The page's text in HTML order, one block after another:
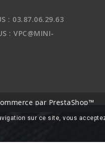
: 03.87.06.29.63
: VPC@MINI-
par PrestaShop™
sur ce site, vous